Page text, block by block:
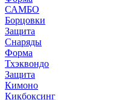
САМБО
Борцовки
Защита
Снаряды
Форма
Тхэквондо
Защита
Кимоно
Кикбоксинг